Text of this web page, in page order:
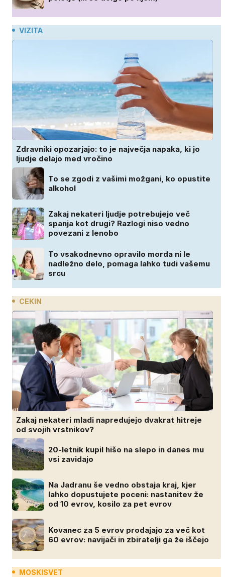
VIZITA
Zdravniki opozarjajo: to je največja napaka, ki jo
ljudje delajo med vročino
To se zgodi z vašimi možgani, ko opustite
alkohol
Zakaj nekateri ljudje potrebujejo več
spanja kot drugi? Razlogi niso vedno
povezani z lenobo
To vsakodnevno opravilo morda ni le
nadležno delo, pomaga lahko tudi vašemu
srcu
CEKIN
Zakaj nekateri mladi napredujejo dvakrat hitreje
od svojih vrstnikov?
20-letnik kupil hišo na slepo in danes mu
vsi zavidajo
Na Jadranu še vedno obstaja kraj, kjer
lahko dopustujete poceni: nastanitev že
od 10 evrov, kosilo za pet evrov
Kovanec za 5 evrov prodajajo za več kot
60 evrov: navijači in zbiratelji ga že iščejo
MOSKISVET